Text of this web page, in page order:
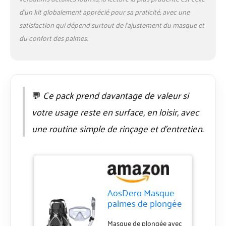
sans goût et non
toxique, la valve de
purge inférieure permet
en plongeant sous l'eau.
Palmes flexibles et
réglables : les palmes
offrent une excellente
de coup de pied
modeste, parfaites pour
votre aventure de
plongée avec tuba ou de
plongée. La sangle de
talon douce et réglable
d’un kit globalement apprécié pour sa praticité, avec une
satisfaction qui dépend surtout de l’ajustement du masque et
du confort des palmes.
💬 Ce pack prend davantage de valeur si
votre usage reste en surface, en loisir, avec
une routine simple de rinçage et d’entretien.
AosDero Masque
palmes de plongée
avec tuba pour
Masque de plongée avec